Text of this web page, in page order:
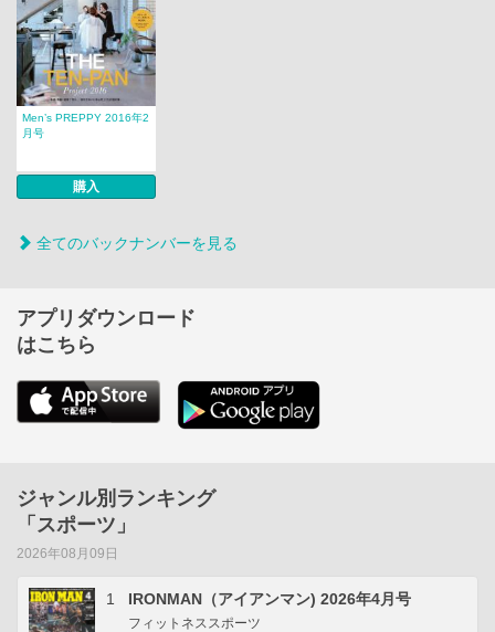
Men’s PREPPY 2016年2
月号
購入
全てのバックナンバーを見る
アプリダウンロード
はこちら
ジャンル別ランキング
「スポーツ」
2026年08月09日
1 IRONMAN（アイアンマン) 2026年4月号
フィットネススポーツ